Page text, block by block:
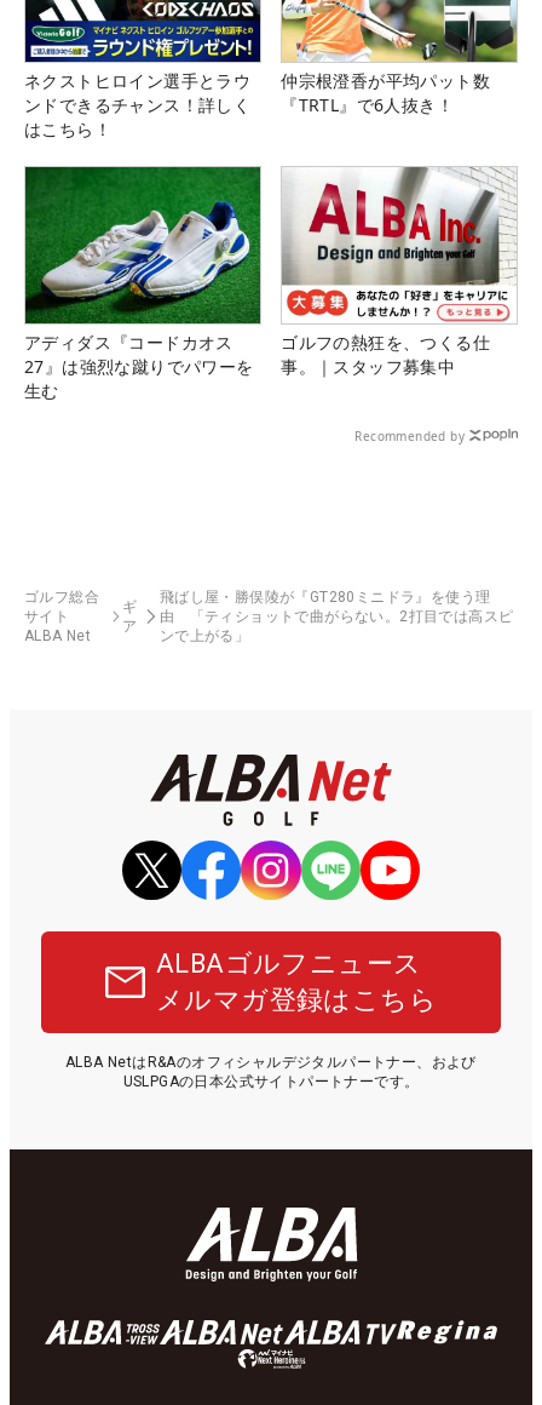
ネクストヒロイン選手とラウ
ンドできるチャンス！詳しく
はこちら！
仲宗根澄香が平均パット数
『TRTL』で6人抜き！
アディダス『コードカオス
27』は強烈な蹴りでパワーを
生む
ゴルフの熱狂を、つくる仕
事。｜スタッフ募集中
Recommended by
ゴルフ総合
サイト
ALBA Net
ギ
ア
飛ばし屋・勝俣陵が『GT280ミニドラ』を使う理
由 「ティショットで曲がらない。2打目では高スピ
ンで上がる」
ALBAゴルフニュース
メルマガ登録はこちら
ALBA NetはR&Aのオフィシャルデジタルパートナー、および
USLPGAの日本公式サイトパートナーです。